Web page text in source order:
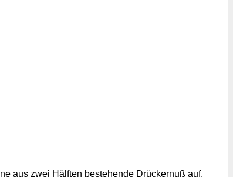
aus zwei Hälften bestehende Drückernuß auf.